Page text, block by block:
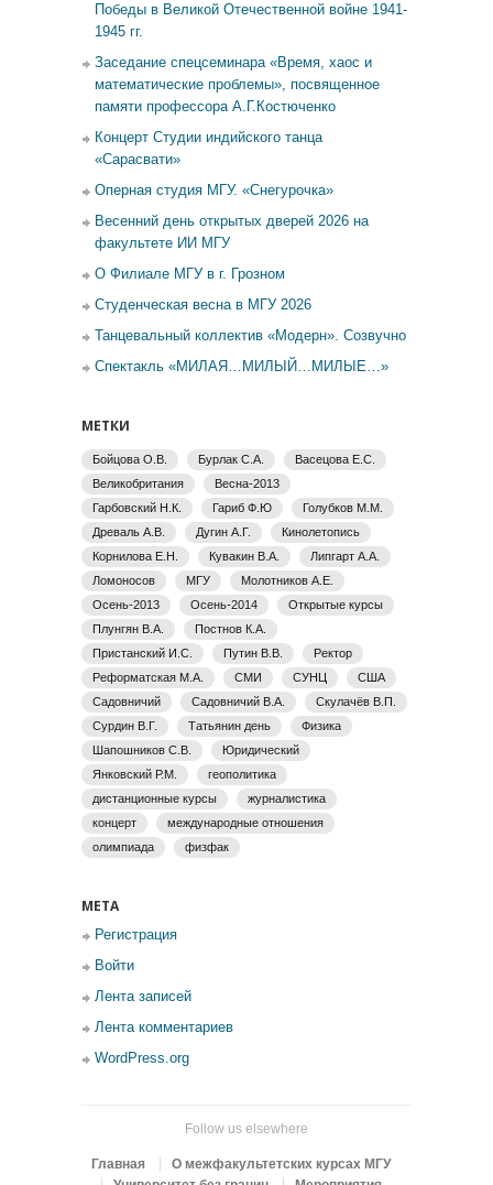
Победы в Великой Отечественной войне 1941-
1945 гг.
Заседание спецсеминара «Время, хаос и
математические проблемы», посвященное
памяти профессора А.Г.Костюченко
Концерт Студии индийского танца
«Сарасвати»
Оперная студия МГУ. «Снегурочка»
Весенний день открытых дверей 2026 на
факультете ИИ МГУ
О Филиале МГУ в г. Грозном
Студенческая весна в МГУ 2026
Танцевальный коллектив «Модерн». Созвучно
Спектакль «МИЛАЯ…МИЛЫЙ…МИЛЫЕ…»
МЕТКИ
Бойцова О.В. Бурлак С.А.
Васецова Е.С.
Великобритания
Весна-2013
Гарбовский Н.К.
Гариб Ф.Ю
Голубков М.М.
Древаль А.В.
Дугин А.Г.
Кинолетопись
Корнилова Е.Н.
Кувакин В.А.
Липгарт А.А.
Ломоносов
МГУ
Молотников А.Е.
Осень-2013
Осень-2014
Открытые курсы
Плунгян В.А.
Постнов К.А.
Пристанский И.С.
Путин В.В.
Ректор
Реформатская М.А.
СМИ СУНЦ
США
Садовничий
Садовничий В.А.
Скулачёв В.П.
Сурдин В.Г.
Татьянин день
Физика
Шапошников С.В.
Юридический
Янковский Р.М.
геополитика
дистанционные курсы
журналистика
концерт
международные отношения
олимпиада
физфак
МЕТА
Регистрация
Войти
Лента записей
Лента комментариев
WordPress.org
Follow us elsewhere
Главная
О межфакультетских курсах МГУ